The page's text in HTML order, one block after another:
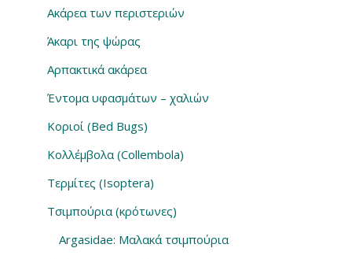
Ακάρεα των περιστεριών
Άκαρι της ψώρας
Αρπακτικά ακάρεα
Έντομα υφασμάτων – χαλιών
Κοριοί (Bed Bugs)
Κολλέμβολα (Collembola)
Τερμίτες (Isoptera)
Τσιμπούρια (κρότωνες)
Argasidae: Μαλακά τσιμπούρια